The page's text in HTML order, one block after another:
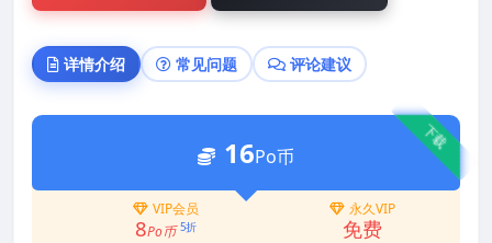
详情介绍 常见问题 评论建议
下载
16Po币
VIP会员
8Po币 5折
永久VIP
免费